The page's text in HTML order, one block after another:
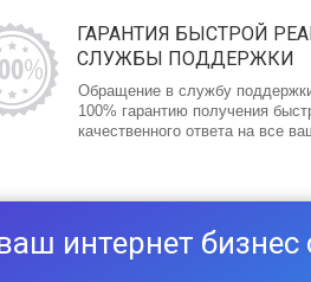
ГАРАНТИЯ БЫСТРОЙ
СЛУЖБЫ ПОДДЕРЖКИ
Обращение в службу
100% гарантию получения
качественного ответа на все
интернет бизнес